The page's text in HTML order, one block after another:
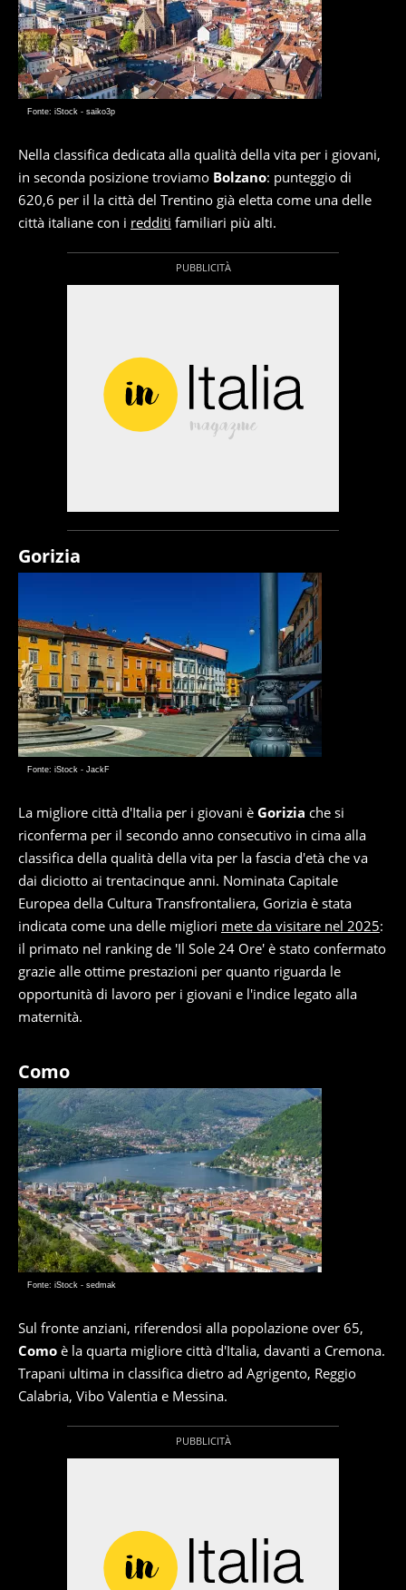
Fonte: iStock - saiko3p
Nella classifica dedicata alla qualità della vita per i giovani,
in seconda posizione troviamo Bolzano: punteggio di
620,6 per il la città del Trentino già eletta come una delle
città italiane con i redditi familiari più alti.
Gorizia
Fonte: iStock - JackF
La migliore città d'Italia per i giovani è Gorizia che si
riconferma per il secondo anno consecutivo in cima alla
classifica della qualità della vita per la fascia d'età che va
dai diciotto ai trentacinque anni. Nominata Capitale
Europea della Cultura Transfrontaliera, Gorizia è stata
indicata come una delle migliori mete da visitare nel 2025:
il primato nel ranking de 'Il Sole 24 Ore' è stato confermato
grazie alle ottime prestazioni per quanto riguarda le
opportunità di lavoro per i giovani e l'indice legato alla
maternità.
Como
Fonte: iStock - sedmak
Sul fronte anziani, riferendosi alla popolazione over 65,
Como è la quarta migliore città d'Italia, davanti a Cremona.
Trapani ultima in classifica dietro ad Agrigento, Reggio
Calabria, Vibo Valentia e Messina.